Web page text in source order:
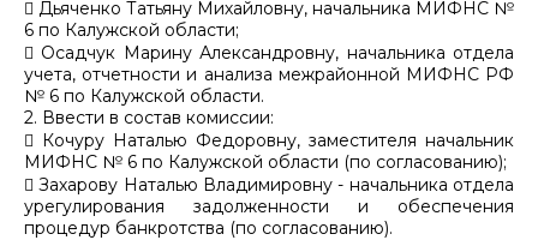
 Дьяченко Татьяну Михайловну, начальника МИФНС №
6 по Калужской области;
 Осадчук Марину Александровну, начальника отдела
учета, отчетности и анализа межрайонной МИФНС РФ
№ 6 по Калужской области.
2. Ввести в состав комиссии:
 Кочуру Наталью Федоровну, заместителя начальник
МИФНС № 6 по Калужской области (по согласованию);
 Захарову Наталью Владимировну - начальника отдела
урегулирования задолженности и обеспечения
процедур банкротства (по согласованию).